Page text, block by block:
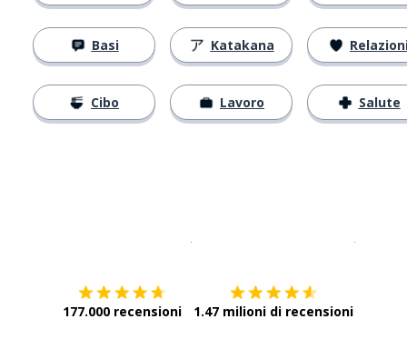
Basi
Cibo
Katakana
Lavoro Salute
177.000 recensioni 1.47 milioni di recensioni